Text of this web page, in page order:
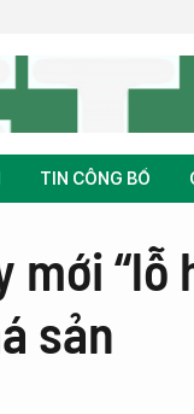
TIN CÔNG BỐ
“lỗ
sản